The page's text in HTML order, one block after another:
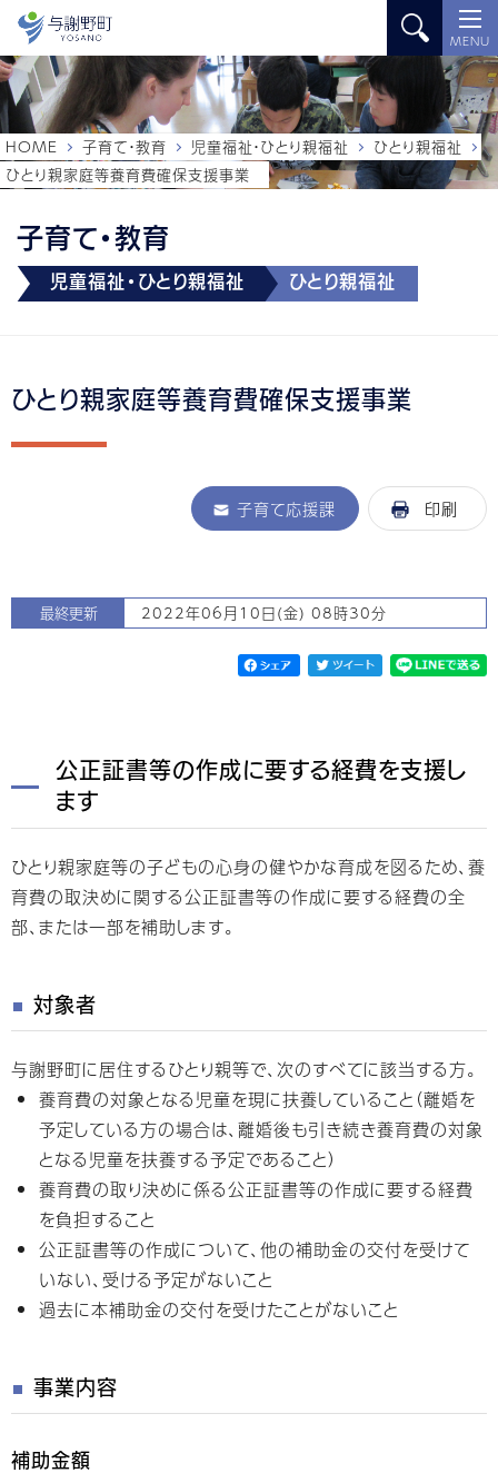
MENU
子育て・教育
児童福祉・ひとり親福祉 ひとり親福祉
HOME 子育て・教育 児童福祉・ひとり親福祉
ひとり親福祉
ひとり親家庭等養育費確保支援事業
ひとり親家庭等養育費確保支援事業
子育て応援課 印刷
最終更新 2022年06月10日(金) 08時30分
公正証書等の作成に要する経費を支援し
ます
ひとり親家庭等の子どもの心身の健やかな育成を図るため、養
育費の取決めに関する公正証書等の作成に要する経費の全
部、または一部を補助します。
対象者
与謝野町に居住するひとり親等で、次のすべてに該当する方。
養育費の対象となる児童を現に扶養していること（離婚を
予定している方の場合は、離婚後も引き続き養育費の対象
となる児童を扶養する予定であること）
養育費の取り決めに係る公正証書等の作成に要する経費
を負担すること
公正証書等の作成について、他の補助金の交付を受けて
いない、受ける予定がないこと
過去に本補助金の交付を受けたことがないこと
事業内容
補助金額